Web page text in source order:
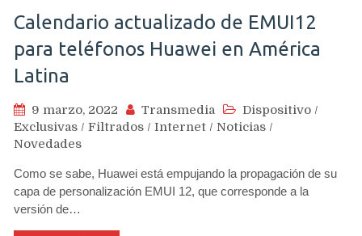
Calendario actualizado de EMUI12
para teléfonos Huawei en América
Latina
9 marzo, 2022 Transmedia Dispositivo /
Exclusivas / Filtrados / Internet / Noticias /
Novedades
Como se sabe, Huawei está empujando la propagación de su
capa de personalización EMUI 12, que corresponde a la
versión de…